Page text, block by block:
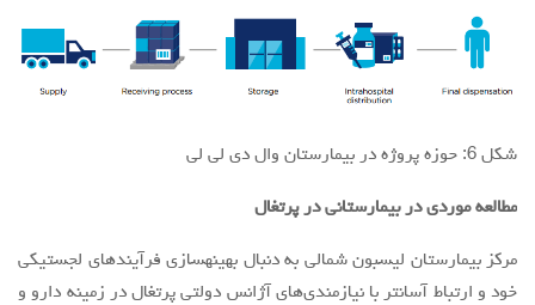
شکل 6: حوزه پروژه در بیمارستان وال دی لی لی
مطالعه موردی در بیمارستانی در پرتغال
مرکز بیمارستان لیسبون شمالی به دنبال بهینهسازی فرآیندهای لجستیکی
خود و ارتباط آسانتر با نیازمندی‌های آژانس دولتی پرتغال در زمینه دارو و